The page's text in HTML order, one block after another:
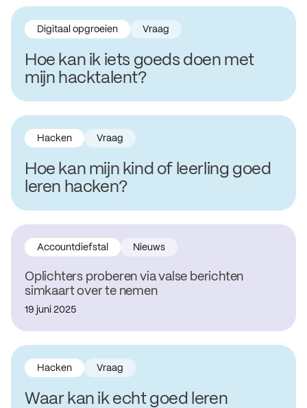
Hoe kan ik iets goeds doen met
mijn hacktalent?
Digitaal opgroeien Vraag
Hoe kan mijn kind of leerling goed
leren hacken?
Hacken Vraag
Oplichters proberen via valse berichten
simkaart over te nemen
Accountdiefstal Nieuws
19 juni 2025
Waar kan ik echt goed leren
Hacken Vraag